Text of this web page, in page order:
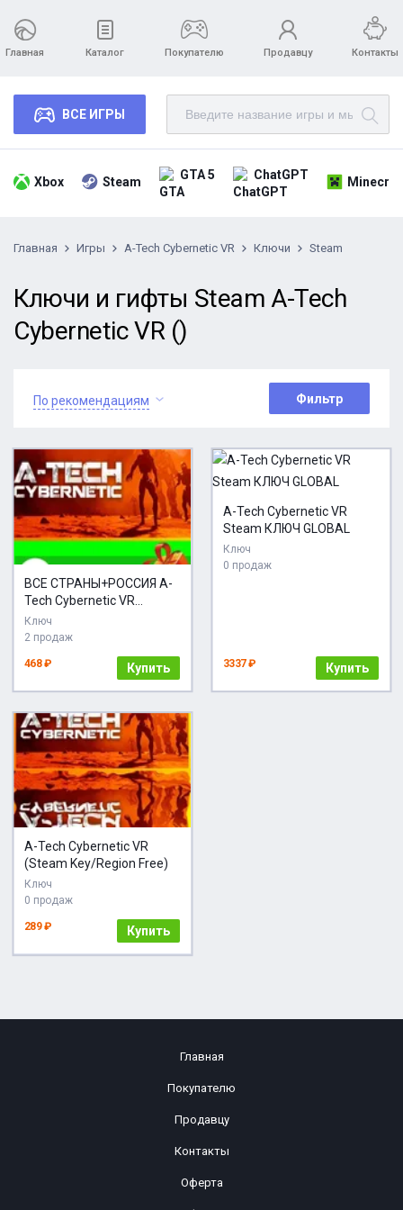
Главная Каталог Покупателю Продавцу Контакты
ВСЕ ИГРЫ
Xbox Steam GTA 5 ChatGPT
Главная Игры A-Tech Cybernetic VR Ключи Steam
Ключи и гифты Steam A-Tech
Cybernetic VR ()
По рекомендациям Фильтр
ВСЕ СТРАНЫ+РОССИЯ A-
Tech Cybernetic VR
STEAM GIFT
Ключ
2 продаж
468 ₽ Купить
A-Tech Cybernetic VR
Steam КЛЮЧ GLOBAL
Ключ
0 продаж
3337 ₽ Купить
A-Tech Cybernetic VR
(Steam Key/Region Free)
Ключ
0 продаж
289 ₽ Купить
Главная
Покупателю
Продавцу
Контакты
Оферта